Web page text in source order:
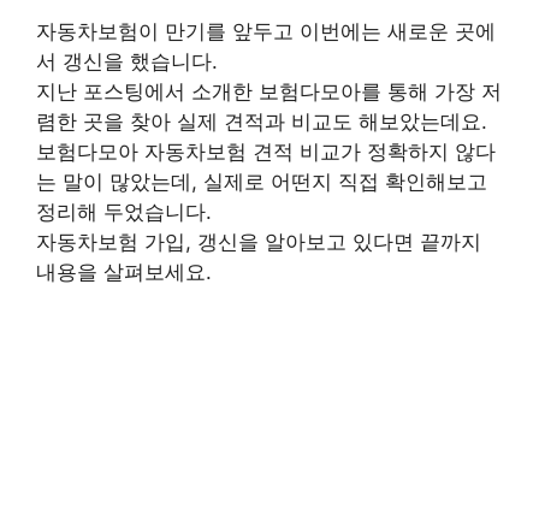
자동차보험이 만기를 앞두고 이번에는 새로운 곳에
서 갱신을 했습니다.
지난 포스팅에서 소개한 보험다모아를 통해 가장 저
렴한 곳을 찾아 실제 견적과 비교도 해보았는데요.
보험다모아 자동차보험 견적 비교가 정확하지 않다
는 말이 많았는데, 실제로 어떤지 직접 확인해보고
정리해 두었습니다.
자동차보험 가입, 갱신을 알아보고 있다면 끝까지
내용을 살펴보세요.